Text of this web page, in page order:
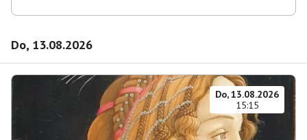
Do, 13.08.2026
Do, 13.08.2026
15:15